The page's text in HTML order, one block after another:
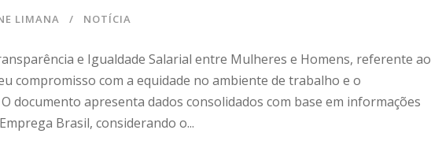
LIMANA NOTÍCIA
e Igualdade Salarial entre Mulheres e Homens, referente ao
compromisso com a equidade no ambiente de trabalho e o
documento apresenta dados consolidados com base em informações
Brasil, considerando o...